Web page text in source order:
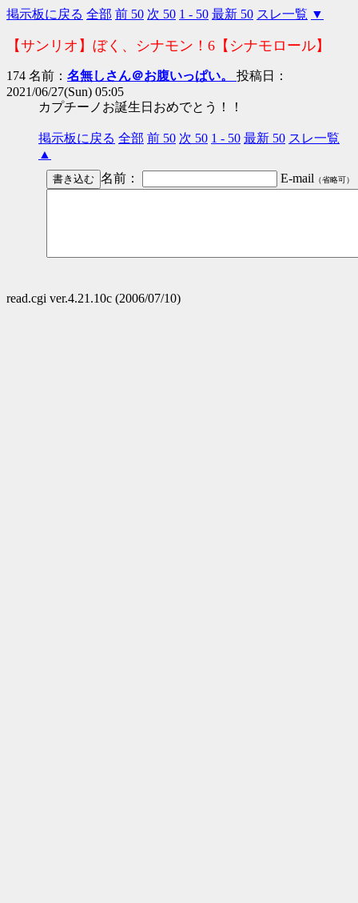
掲示板に戻る 全部 前 50 次 50 1 - 50 最新 50 スレ一覧 ▼
【サンリオ】ぼく、シナモン！6【シナモロール】
174 名前： 名無しさん＠お腹いっぱい。 投稿日：
2021/06/27(Sun) 05:05
カプチーノお誕生日おめでとう！！
掲示板に戻る 全部 前 50 次 50 1 - 50 最新 50 スレ一覧
▲
名前：
E-mail （省略可）
read.cgi ver.4.21.10c (2006/07/10)